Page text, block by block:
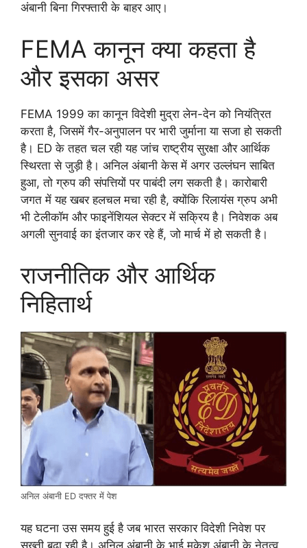
अंबानी बिना गिरफ्तारी के बाहर आए।
FEMA कानून क्या कहता है
और इसका असर
FEMA 1999 का कानून विदेशी मुद्रा लेन-देन को नियंत्रित
करता है, जिसमें गैर-अनुपालन पर भारी जुर्माना या सजा हो सकती
है। ED के तहत चल रही यह जांच राष्ट्रीय सुरक्षा और आर्थिक
स्थिरता से जुड़ी है। अनिल अंबानी केस में अगर उल्लंघन साबित
हुआ, तो ग्रुप की संपत्तियों पर पाबंदी लग सकती है। कारोबारी
जगत में यह खबर हलचल मचा रही है, क्योंकि रिलायंस ग्रुप अभी
भी टेलीकॉम और फाइनेंशियल सेक्टर में सक्रिय है। निवेशक अब
अगली सुनवाई का इंतजार कर रहे हैं, जो मार्च में हो सकती है।
राजनीतिक और आर्थिक
निहितार्थ
अनिल अंबानी ED दफ्तर में पेश
यह घटना उस समय हुई है जब भारत सरकार विदेशी निवेश पर